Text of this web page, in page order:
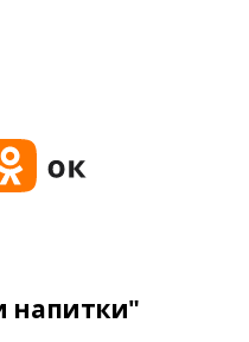
напитки"